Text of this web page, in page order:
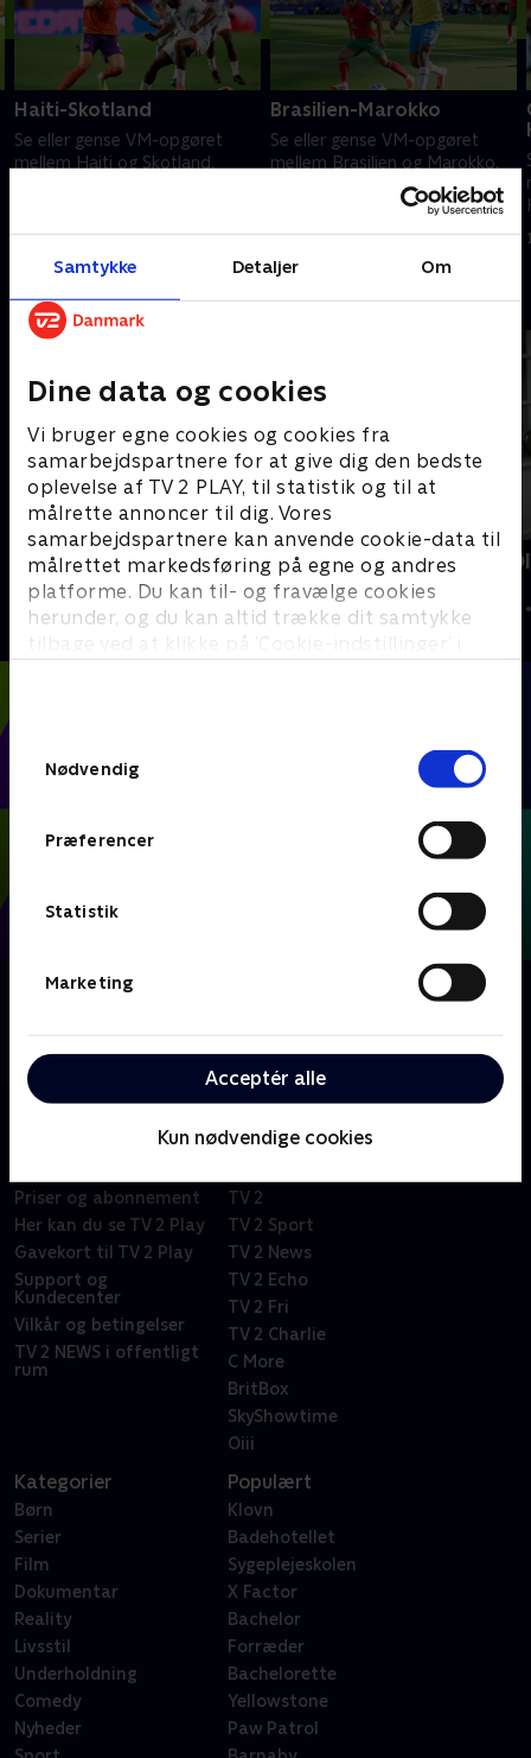
Samtykke Detaljer Om
Dine data og cookies
Vi bruger egne cookies og cookies fra
samarbejdspartnere for at give dig den bedste
oplevelse af TV 2 PLAY, til statistik og til at
målrette annoncer til dig. Vores
samarbejdspartnere kan anvende cookie-data til
målrettet markedsføring på egne og andres
platforme. Du kan til- og fravælge cookies
herunder, og du kan altid trække dit samtykke
tilbage ved at klikke på ’Cookie-indstillinger’ i
Nødvendig
Præferencer
Statistik
Marketing
Acceptér alle
Kun nødvendige cookies
Haiti-Skotland
Se eller gense VM-opgøret
mellem Haiti og Skotland.
Brasilien-Marokko
Se eller gense VM-opgøret
mellem Brasilien og Marokko.
13. juni 2026 • 127 min
Andre så også
Tirsdagstrænerne
Fodbold
Kristoffer
kamp
2024 • Fodbold
Om FIFA VM 2026 - Kampe
USA og Canada.
Priser og abonnement
Her kan du se TV 2 Play
Gavekort til TV 2 Play
Support og
Kundecenter
Vilkår og betingelser
TV 2 NEWS i offentligt
rum
TV 2
TV 2 Sport
TV 2 News
TV 2 Echo
TV 2 Fri
TV 2 Charlie
C More
BritBox
SkyShowtime
Oiii
Kategorier
Børn
Serier
Film
Dokumentar
Reality
Livsstil
Underholdning
Comedy
Nyheder
Populært
Klovn
Badehotellet
Sygeplejeskolen
X Factor
Bachelor
Forræder
Bachelorette
Yellowstone
Paw Patrol